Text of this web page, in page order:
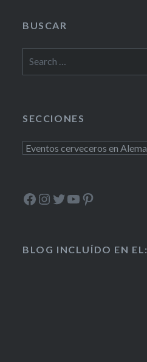
BUSCAR
for:
SECCIONES
Secciones
Facebook
Instagram
Twitter
YouTube
Pinterest
BLOG INCLUÍDO EN EL: